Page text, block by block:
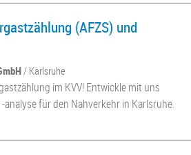
(AFZS) und
/ Karlsruhe
im KVV! Entwickle mit uns
für den Nahverkehr in Karlsruhe.